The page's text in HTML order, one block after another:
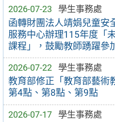
2026-07-23 學生事務處
函轉財團法人靖娟兒童安
服務中心辦理115年度「
課程」，鼓勵教師踴躍參
2026-07-22 學生事務處
教育部修正「教育部藝術
第4點、第8點、第9點
2026-07-17 學生事務處